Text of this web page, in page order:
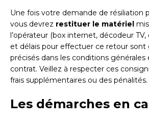
Une fois votre demande de résiliation
vous devrez restituer le matériel
l’opérateur (box internet, décodeur
et délais pour effectuer ce retour
précisés dans les conditions
contrat. Veillez à respecter ces
frais supplémentaires ou des pénalités.
Les démarches en